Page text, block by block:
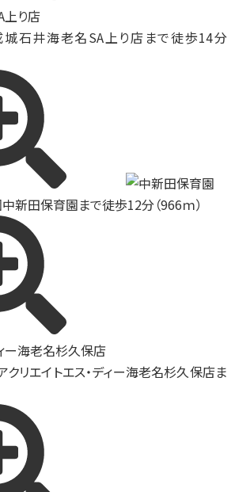
城石井海老名SA上り店まで徒歩14分
中新田保育園まで徒歩12分（966ｍ）
クリエイトエス・ディー海老名杉久保店ま